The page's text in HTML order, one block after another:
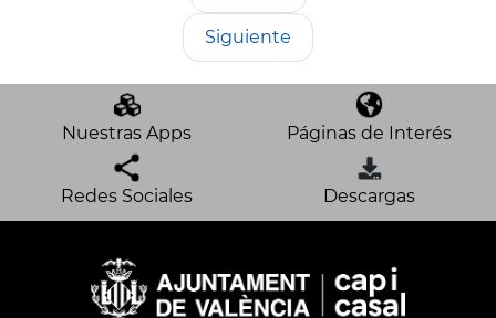
Siguiente
Nuestras Apps Páginas de Interés
Redes Sociales Descargas